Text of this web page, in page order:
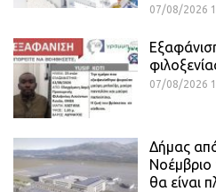
07/08/2026
07/08/2026
Δήμας
θα είναι